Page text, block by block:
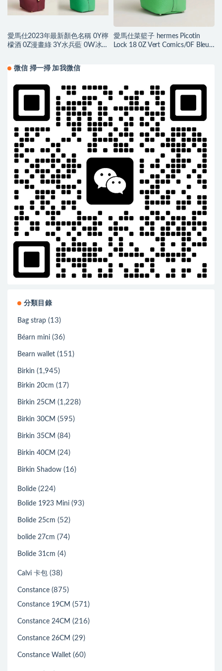
愛馬仕2023年最新顏色名稱 0Y檸
檬酒 0Z漫畫綠 3Y水兵藍 0W冰
愛馬仕菜籃子 hermes Picotin
Lock 18 0Z Vert Comics/0F Bleu
微信 掃一掃 加我微信
分類目錄
Bag strap (13)
Béarn mini (36)
Bearn wallet (151)
Birkin (1,945)
Birkin 20cm (17)
Birkin 25CM (1,228)
Birkin 30CM (595)
Birkin 35CM (84)
Birkin 40CM (24)
Birkin Shadow (16)
Bolide (224)
Bolide 1923 Mini (93)
Bolide 25cm (52)
bolide 27cm (74)
Bolide 31cm (4)
Calvi 卡包 (38)
Constance (875)
Constance 19CM (571)
Constance 24CM (216)
Constance 26CM (29)
Constance Wallet (60)